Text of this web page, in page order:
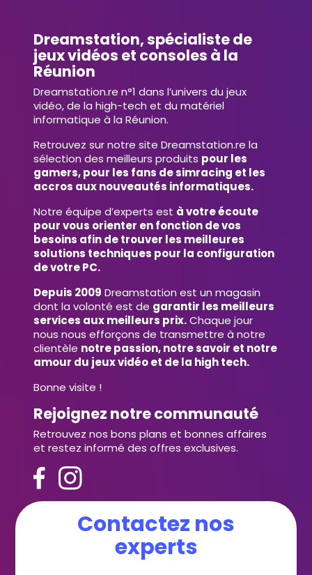
Dreamstation, spécialiste de
jeux vidéos et consoles à la
Réunion
Dreamstation.re n°1 dans l’univers du jeux
vidéo, de la high-tech et du matériel
informatique à la Réunion.
Retrouvez sur notre site Dreamstation.re la
sélection des meilleurs produits pour les
gamers, pour les fans de simracing et les
accros aux nouveautés informatiques.
Notre équipe d’experts est à votre écoute
pour vous orienter en fonction de vos
besoins afin de trouver les meilleures
solutions techniques pour la configuration
de votre PC.
Depuis 2009 Dreamstation est un magasin
dont la volonté est de garantir les meilleurs
services aux meilleurs prix.Chaque jour
nous nous efforçons de transmettre à notre
clientèle notre passion, notre savoir et notre
amour du jeux vidéo et de la high tech.
Bonne visite !
Rejoignez notre communauté
Retrouvez nos bons plans et bonnes affaires
et restez informé des offres exclusives.
Contactez nos
experts